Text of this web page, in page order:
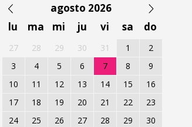
agosto 2026
lu
ma mi ju vi sa do
27 28 29 30 31 1
2
3
4 5 6 7 8
9
10
11 12 13 14 15
16
17
18 19 20 21 22
23
24
25 26 27 28 29
30